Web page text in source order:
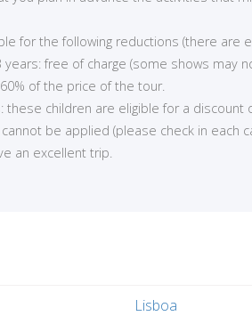
for the following reductions (there
years: free of charge (some shows may
of the price of the tour.
these children are eligible for a discount
be applied (please check in each
an excellent trip.
Lisboa